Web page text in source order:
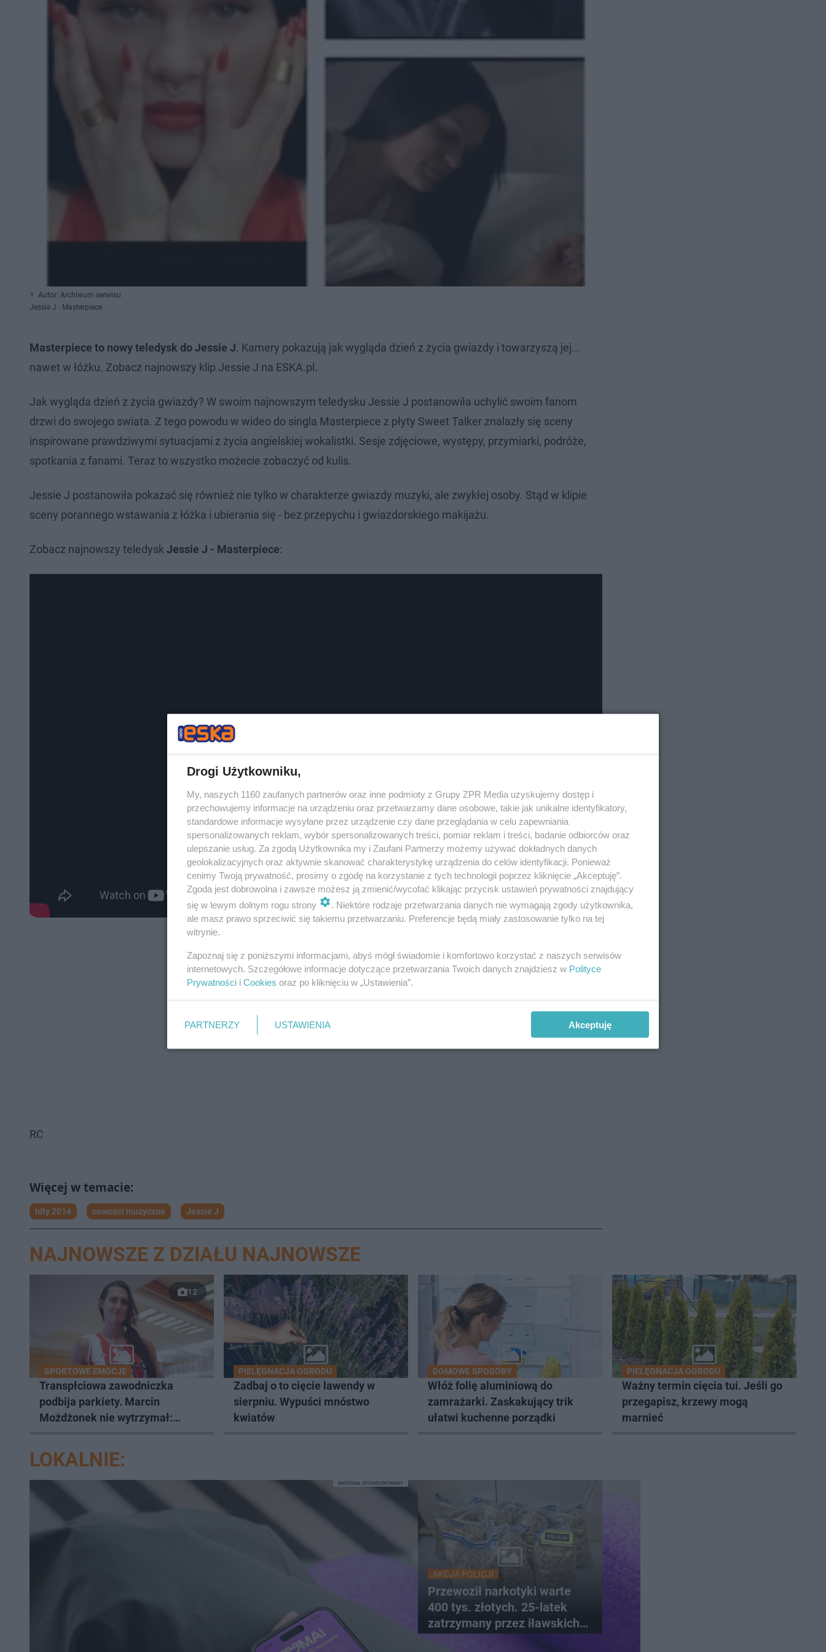
Autor: Archiwum serwisu
Jessie J - Masterpiece
Masterpiece to nowy teledysk do Jessie J. Kamery pokazują jak wygląda dzień z życia gwiazdy i towarzyszą jej...
nawet w łóżku. Zobacz najnowszy klip Jessie J na ESKA.pl.
Jak wygląda dzień z życia gwiazdy? W swoim najnowszym teledysku Jessie J postanowiła uchylić swoim fanom
drzwi do swojego swiata. Z tego powodu w wideo do singla Masterpiece z płyty Sweet Talker znalazły się sceny
inspirowane prawdziwymi sytuacjami z życia angielskiej wokalistki. Sesje zdjęciowe, występy, przymiarki, podróże,
spotkania z fanami. Teraz to wszystko możecie zobaczyć od kulis.
Jessie J postanowiła pokazać się również nie tylko w charakterze gwiazdy muzyki, ale zwykłej osoby. Stąd w klipie
sceny porannego wstawania z łóżka i ubierania się - bez przepychu i gwiazdorskiego makijażu.
Zobacz najnowszy teledysk Jessie J - Masterpiece:
RC
hity 2014 nowości muzyczne Jessie J
NAJNOWSZE Z DZIAŁU NAJNOWSZE
12
SPORTOWE EMOCJE
Transpłciowa zawodniczka
podbija parkiety. Marcin
Możdżonek nie wytrzymał:
PIELĘGNACJA OGRODU
Zadbaj o to cięcie lawendy w
sierpniu. Wypuści mnóstwo
kwiatów
DOMOWE SPOSOBY
Włóż folię aluminiową do
zamrażarki. Zaskakujący trik
ułatwi kuchenne porządki
PIELĘGNACJA OGRODU
Ważny termin cięcia tui. Jeśli go
przegapisz, krzewy mogą
marnieć
LOKALNIE:
MATERIAŁ SPONSOROWANY
AKCJA POLICJI
Przewoził narkotyki warte
400 tys. złotych. 25-latek
zatrzymany przez iławskich
Drogi Użytkowniku,
My, naszych 1160 zaufanych partnerów oraz inne podmioty z Grupy ZPR Media uzyskujemy dostęp i
przechowujemy informacje na urządzeniu oraz przetwarzamy dane osobowe, takie jak unikalne identyfikatory,
standardowe informacje wysyłane przez urządzenie czy dane przeglądania w celu zapewniania
spersonalizowanych reklam, wybór spersonalizowanych treści, pomiar reklam i treści, badanie odbiorców oraz
ulepszanie usług. Za zgodą Użytkownika my i Zaufani Partnerzy możemy używać dokładnych danych
geolokalizacyjnych oraz aktywnie skanować charakterystykę urządzenia do celów identyfikacji. Ponieważ
cenimy Twoją prywatność, prosimy o zgodę na korzystanie z tych technologii poprzez kliknięcie „Akceptuję”.
Zgoda jest dobrowolna i zawsze możesz ją zmienić/wycofać klikając przycisk ustawień prywatności znajdujący
się w lewym dolnym rogu strony
. Niektóre rodzaje przetwarzania danych nie wymagają zgody użytkownika,
ale masz prawo sprzeciwić się takiemu przetwarzaniu. Preferencje będą miały zastosowanie tylko na tej
witrynie.
Zapoznaj się z poniższymi informacjami, abyś mógł świadomie i komfortowo korzystać z naszych serwisów
internetowych. Szczegółowe informacje dotyczące przetwarzania Twoich danych znajdziesz w Polityce
Prywatności i Cookies oraz po kliknięciu w „Ustawienia”.
PARTNERZY USTAWIENIA Akceptuję